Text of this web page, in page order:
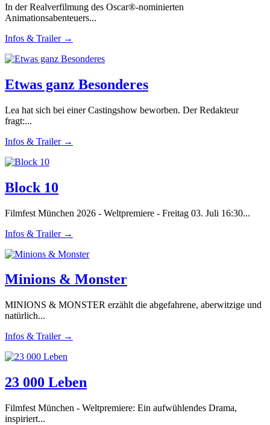
In der Realverfilmung des Oscar®-nominierten
Animationsabenteuers...
Infos & Trailer →
Etwas ganz Besonderes
Lea hat sich bei einer Castingshow beworben. Der Redakteur
fragt:...
Infos & Trailer →
Block 10
Filmfest München 2026 - Weltpremiere - Freitag 03. Juli 16:30...
Infos & Trailer →
Minions & Monster
MINIONS & MONSTER erzählt die abgefahrene, aberwitzige und
natürlich...
Infos & Trailer →
23 000 Leben
Filmfest München - Weltpremiere: Ein aufwühlendes Drama,
inspiriert...